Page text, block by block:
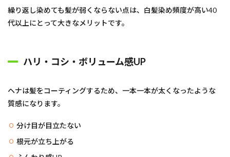
繰り返し染めても髪が弱くならない点は、白髪染め頻度が高い40
代以上にとって大きなメリットです。
ハリ・コシ・ボリューム感UP
ヘナは髪をコーティングするため、一本一本が太くなったような
質感になります。
分け目が目立たない
根元が立ち上がる